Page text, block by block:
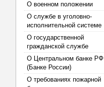
О военном положении
О службе в уголовно-
исполнительной системе
О государственной
гражданской службе
О Центральном банке РФ
(Банке России)
О требованиях пожарной